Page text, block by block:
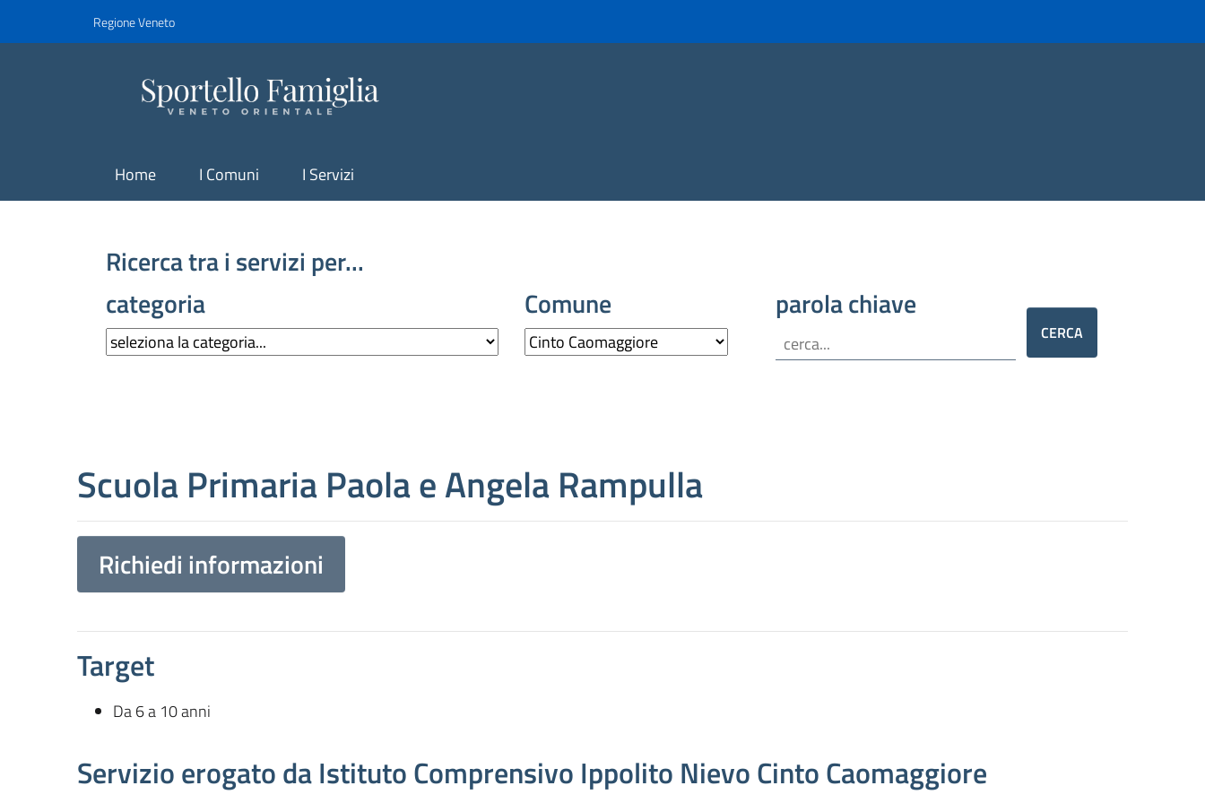
Regione Veneto
Home I Comuni I Servizi
Ricerca tra i servizi per...
categoria
Comune parola chiave
Scuola Primaria Paola e Angela Rampulla
Richiedi informazioni
Target
Da 6 a 10 anni
Servizio erogato da Istituto Comprensivo Ippolito Nievo Cinto Caomaggiore